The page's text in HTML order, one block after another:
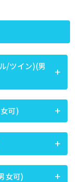
/ツイン)(男
可)
女可)